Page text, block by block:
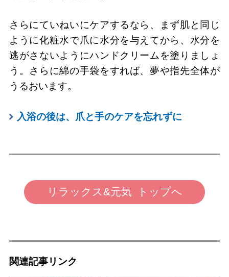
さらにていねいにケアするなら、まず肌と同じ
ように化粧水で爪に水分を与えてから、水分を
逃がさないようにハンドクリームを塗りましょ
う。さらに綿の手袋をすれば、夢や指先全体が
うるおいます。
入浴の後は、爪と手のケアを忘れずに
リラックス&元気 トップへ
関連記事リンク